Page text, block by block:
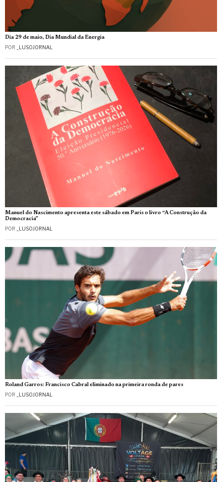
Dia 29 de maio, Dia Mundial da Energia
POR _LUSOJORNAL
Manuel do Nascimento apresenta este sábado em Paris o livro “A Construção da
Democracia”
POR _LUSOJORNAL
Roland Garros: Francisco Cabral eliminado na primeira ronda de pares
POR _LUSOJORNAL